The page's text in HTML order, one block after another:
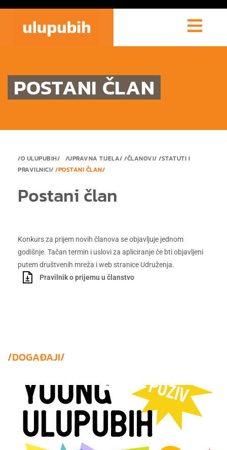
POSTANI ČLAN
/O ULUPUBIH/ /UPRAVNA TIJELA/ /ČLANOVI/ /STATUTI I
PRAVILNICI/ /POSTANI ČLAN/
Postani član
Konkurs za prijem novih članova se objavljuje jednom
godišnje. Tačan termin i uslovi za apliciranje će bti objavljeni
putem društvenih mreža i web stranice Udruženja.
Pravilnik o prijemu u članstvo
/DOGAĐAJI/